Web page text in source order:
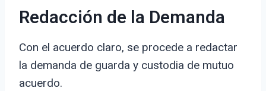
Redacción de la Demanda
Con el acuerdo claro, se procede a redactar
la demanda de guarda y custodia de mutuo
acuerdo.